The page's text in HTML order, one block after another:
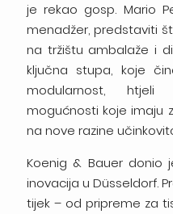
je rekao gosp. Mario
menadžer, predstaviti
na tržištu ambalaže i
ključna stupa, koje
modularnost,
mogućnosti koje imaju
na nove razine
Koenig & Bauer donio
inovacija u Düsseldorf.
tijek – od pripreme za